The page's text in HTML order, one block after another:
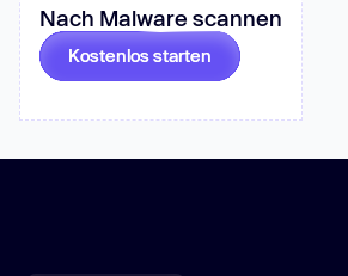
Nach Malware scannen
Kostenlos starten